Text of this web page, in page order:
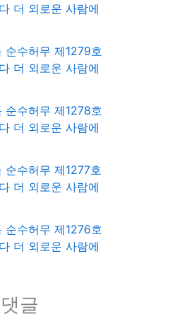
더 외로운 사람에
순수허무 제1279호
더 외로운 사람에
순수허무 제1278호
더 외로운 사람에
순수허무 제1277호
더 외로운 사람에
순수허무 제1276호
더 외로운 사람에
글